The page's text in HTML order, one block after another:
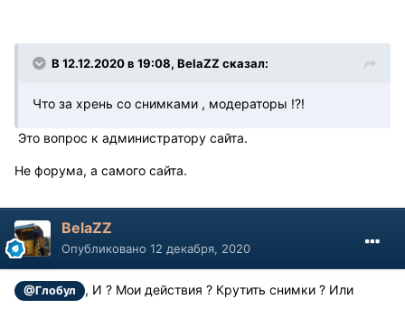
В 12.12.2020 в 19:08, BelaZZ сказал:
Что за хрень со снимками , модераторы !?!
Это вопрос к администратору сайта.
Не форума, а самого сайта.
BelaZZ
Опубликовано 12 декабря, 2020
@Глобул , И ? Мои действия ? Крутить снимки ? Или